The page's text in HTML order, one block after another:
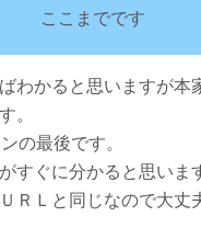
ここまでです
わかると思いますが本
。
の最後です。
すぐに分かると思いま
ＲＬと同じなので大丈